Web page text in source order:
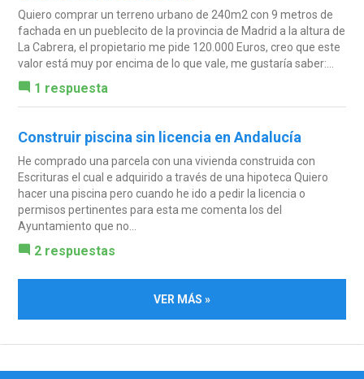
Quiero comprar un terreno urbano de 240m2 con 9 metros de
fachada en un pueblecito de la provincia de Madrid a la altura de
La Cabrera, el propietario me pide 120.000 Euros, creo que este
valor está muy por encima de lo que vale, me gustaría saber:...
1 respuesta
Construir piscina sin licencia en Andalucía
He comprado una parcela con una vivienda construida con
Escrituras el cual e adquirido a través de una hipoteca Quiero
hacer una piscina pero cuando he ido a pedir la licencia o
permisos pertinentes para esta me comenta los del
Ayuntamiento que no...
2 respuestas
VER MÁS »